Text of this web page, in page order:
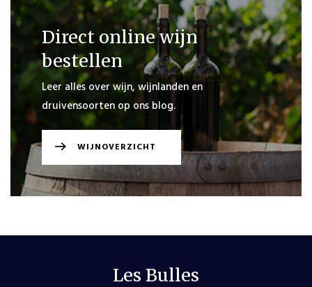
Direct online wijn
bestellen
Leer alles over wijn, wijnlanden en
druivensoorten op ons blog.
WIJNOVERZICHT
Les Bulles